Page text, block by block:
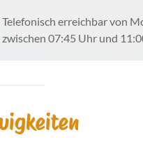
Telefonisch erreichbar von
zwischen 07:45 Uhr und